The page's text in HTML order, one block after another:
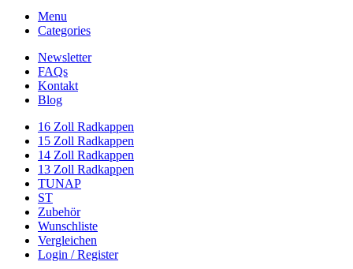
Menu
Categories
Newsletter
FAQs
Kontakt
Blog
16 Zoll Radkappen
15 Zoll Radkappen
14 Zoll Radkappen
13 Zoll Radkappen
TUNAP
ST
Zubehör
Wunschliste
Vergleichen
Login / Register